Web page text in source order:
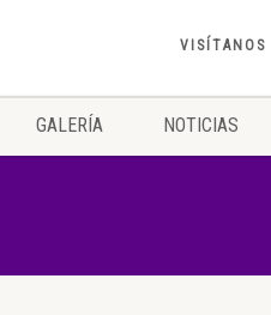
VISÍTANOS
GALERÍA NOTICIAS